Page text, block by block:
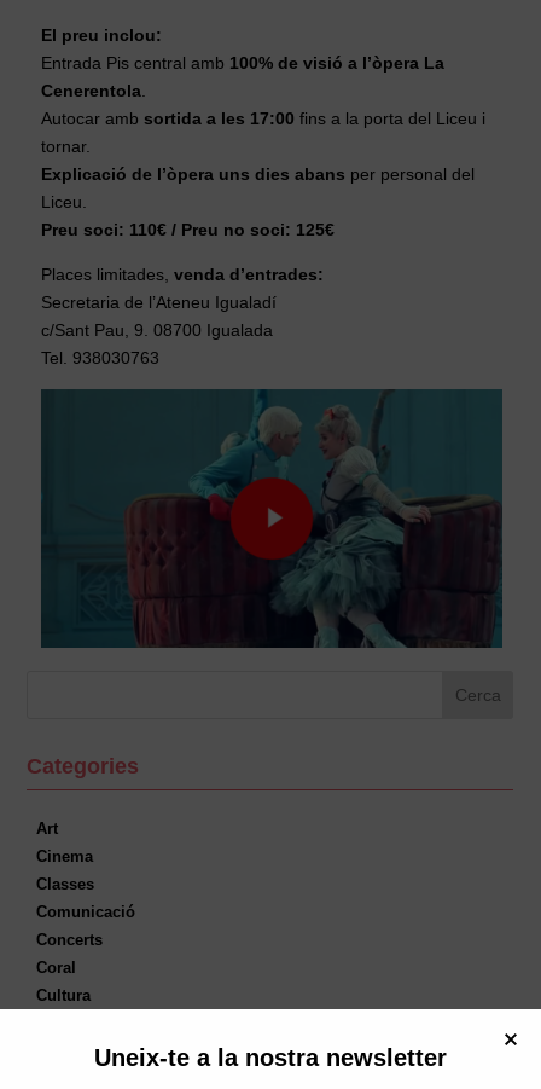
Uneix-te a la nostra newsletter
El preu inclou:
Entrada Pis central amb 100% de visió a l’òpera La
Cenerentola
Autocar amb sortida a les 17:00 fins a la porta del Liceu i
tornar.
Explicació de l’òpera uns dies abans per personal del
Liceu.
Preu soci: 110€ / Preu no soci: 125€
Places limitades,venda d’entrades:
Secretaria de l’Ateneu Igualadí
c/Sant Pau, 9. 08700 Igualada
Tel. 938030763
Categories
Art
Cinema
Classes
Comunicació
Concerts
Coral
Cultura
DebatAteneu